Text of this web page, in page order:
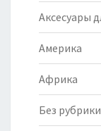
Аксесуары
Америка
Африка
Без рубрики